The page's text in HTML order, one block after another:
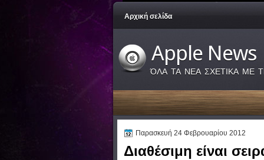
Αρχική σελίδα
Apple News
ΌΛΑ ΤΑ ΝΕΑ ΣΧΕΤΙΚΑ ΜΕ
Παρασκευή 24 Φεβρουαρίου 2012
Διαθέσιμη είναι